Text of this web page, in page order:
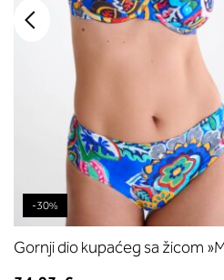
-30%
Gornji dio kupaćeg sa žicom